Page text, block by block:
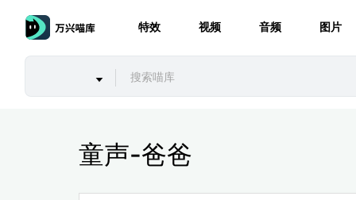
特效 视频 音频 图片
童声-爸爸